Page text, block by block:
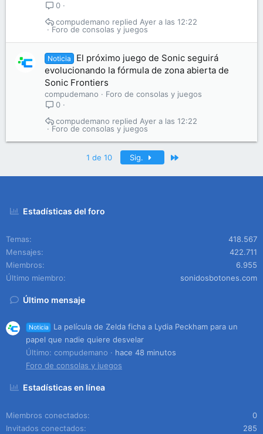
0
Foro de consolas y juegos
Ayer a las 12:22
compudemano
Noticia
El próximo juego de Sonic seguirá
evolucionando la fórmula de zona abierta de
Sonic Frontiers
compudemano
Foro de consolas y juegos
0
Foro de consolas y juegos
Ayer a las 12:22
compudemano
1 de 10 Sig.
Estadísticas del foro
Temas
418.567
Mensajes
422.711
Miembros
6.955
Último miembro
sonidosbotones.com
Último mensaje
Noticia
La película de Zelda ficha a Lydia Peckham para un
papel que nadie quiere desvelar
Último: compudemano
hace 48 minutos
Foro de consolas y juegos
Estadísticas en línea
Miembros conectados
0
Invitados conectados
285